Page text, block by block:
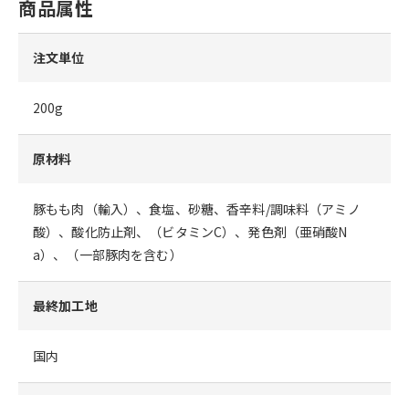
商品属性
注文単位
200g
原材料
豚もも肉（輸入）、食塩、砂糖、香辛料/調味料（アミノ
酸）、酸化防止剤、（ビタミンC）、発色剤（亜硝酸N
a）、（一部豚肉を含む）
最終加工地
国内